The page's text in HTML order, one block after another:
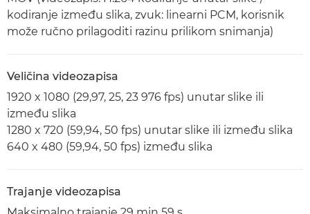
kodiranje između slika, zvuk: linearni PCM, korisnik
može ručno prilagoditi razinu prilikom snimanja)
Veličina videozapisa
1920 x 1080 (29,97, 25, 23 976 fps) unutar slike ili
između slika
1280 x 720 (59,94, 50 fps) unutar slike ili između slika
640 x 480 (59,94, 50 fps) između slika
Trajanje videozapisa